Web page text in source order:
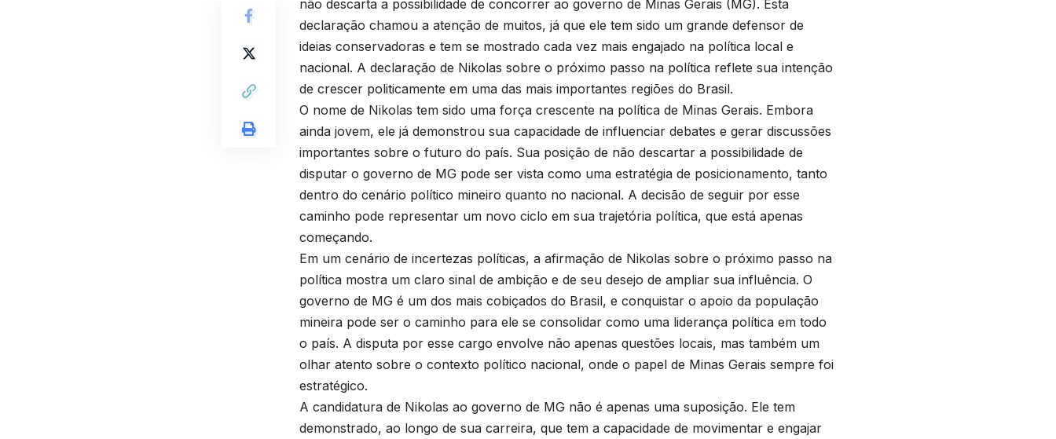
não descarta a possibilidade de concorrer ao governo de Minas Gerais (MG). Esta
declaração chamou a atenção de muitos, já que ele tem sido um grande defensor de
ideias conservadoras e tem se mostrado cada vez mais engajado na política local e
nacional. A declaração de Nikolas sobre o próximo passo na política reflete sua intenção
de crescer politicamente em uma das mais importantes regiões do Brasil.
O nome de Nikolas tem sido uma força crescente na política de Minas Gerais. Embora
ainda jovem, ele já demonstrou sua capacidade de influenciar debates e gerar discussões
importantes sobre o futuro do país. Sua posição de não descartar a possibilidade de
disputar o governo de MG pode ser vista como uma estratégia de posicionamento, tanto
dentro do cenário político mineiro quanto no nacional. A decisão de seguir por esse
caminho pode representar um novo ciclo em sua trajetória política, que está apenas
começando.
Em um cenário de incertezas políticas, a afirmação de Nikolas sobre o próximo passo na
política mostra um claro sinal de ambição e de seu desejo de ampliar sua influência. O
governo de MG é um dos mais cobiçados do Brasil, e conquistar o apoio da população
mineira pode ser o caminho para ele se consolidar como uma liderança política em todo
o país. A disputa por esse cargo envolve não apenas questões locais, mas também um
olhar atento sobre o contexto político nacional, onde o papel de Minas Gerais sempre foi
estratégico.
A candidatura de Nikolas ao governo de MG não é apenas uma suposição. Ele tem
demonstrado, ao longo de sua carreira, que tem a capacidade de movimentar e engajar